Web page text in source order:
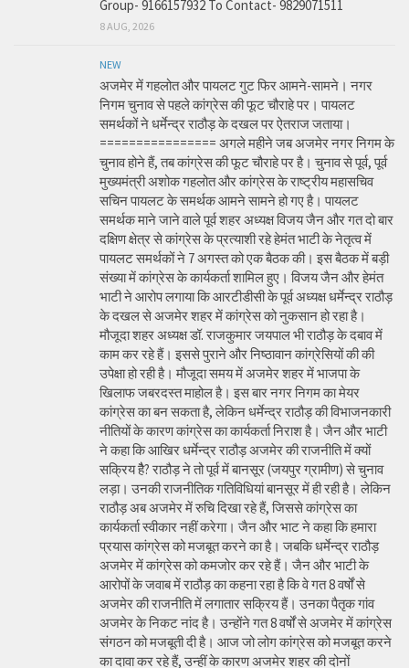
Group- 9166157932 To Contact- 9829071511
8 AUG, 2026
NEW
अजमेर में गहलोत और पायलट गुट फिर आमने-सामने। नगर
निगम चुनाव से पहले कांग्रेस की फूट चौराहे पर। पायलट
समर्थकों ने धर्मेन्द्र राठौड़ के दखल पर ऐतराज जताया।
================ अगले महीने जब अजमेर नगर निगम के
चुनाव होने हैं, तब कांग्रेस की फूट चौराहे पर है। चुनाव से पूर्व, पूर्व
मुख्यमंत्री अशोक गहलोत और कांग्रेस के राष्ट्रीय महासचिव
सचिन पायलट के समर्थक आमने सामने हो गए है। पायलट
समर्थक माने जाने वाले पूर्व शहर अध्यक्ष विजय जैन और गत दो बार
दक्षिण क्षेत्र से कांग्रेस के प्रत्याशी रहे हेमंत भाटी के नेतृत्व में
पायलट समर्थकों ने 7 अगस्त को एक बैठक की। इस बैठक में बड़ी
संख्या में कांग्रेस के कार्यकर्ता शामिल हुए। विजय जैन और हेमंत
भाटी ने आरोप लगाया कि आरटीडीसी के पूर्व अध्यक्ष धर्मेन्द्र राठौड़
के दखल से अजमेर शहर में कांग्रेस को नुकसान हो रहा है।
मौजूदा शहर अध्यक्ष डॉ. राजकुमार जयपाल भी राठौड़ के दबाव में
काम कर रहे हैं। इससे पुराने और निष्ठावान कांग्रेसियों की की
उपेक्षा हो रही है। मौजूदा समय में अजमेर शहर में भाजपा के
खिलाफ जबरदस्त माहोल है। इस बार नगर निगम का मेयर
कांग्रेस का बन सकता है, लेकिन धर्मेन्द्र राठौड़ की विभाजनकारी
नीतियों के कारण कांग्रेस का कार्यकर्ता निराश है। जैन और भाटी
ने कहा कि आखिर धर्मेन्द्र राठौड़ अजमेर की राजनीति में क्यों
सक्रिय हैै? राठौड़ ने तो पूर्व में बानसूर (जयपुर ग्रामीण) से चुनाव
लड़ा। उनकी राजनीतिक गतिविधियां बानसूर में ही रही है। लेकिन
राठौड़ अब अजमेर में रुचि दिखा रहे हैं, जिससे कांग्रेस का
कार्यकर्ता स्वीकार नहीं करेगा। जैन और भाट ने कहा कि हमारा
प्रयास कांग्रेस को मजबूत करने का है। जबकि धर्मेन्द्र राठौड़
अजमेर में कांग्रेस को कमजोर कर रहे हैं। जैन और भाटी के
आरोपों के जवाब में राठौड़ का कहना रहा है कि वे गत 8 वर्षों से
अजमेर की राजनीति में लगातार सक्रिय हैं। उनका पैतृक गांव
अजमेर के निकट नांद है। उन्होंने गत 8 वर्षों से अजमेर में कांग्रेस
संगठन को मजबूती दी है। आज जो लोग कांग्रेस को मजबूत करने
का दावा कर रहे हैं, उन्हीं के कारण अजमेर शहर की दोनों